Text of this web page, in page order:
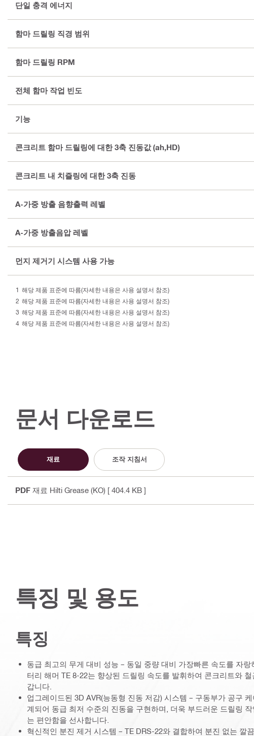
단일 충격 에너지
함마 드릴링 직경 범위
함마 드릴링 RPM
전체 함마 작업 빈도
기능
콘크리트 함마 드릴링에 대한 3축 진동값 (ah,HD)
콘크리트 내 치즐링에 대한 3축 진동
A-가중 방출 음향출력 레벨
A-가중 방출음압 레벨
먼지 제거기 시스템 사용 가능
해당 제품 표준에 따름(자세한 내용은 사용 설명서 참조)
해당 제품 표준에 따름(자세한 내용은 사용 설명서 참조)
해당 제품 표준에 따름(자세한 내용은 사용 설명서 참조)
해당 제품 표준에 따름(자세한 내용은 사용 설명서 참조)
문서 다운로드
재료 조작 지침서
PDF 재료 Hilti Grease (KO) [ 404.4 KB ]
특징 및 용도
특징
동급 최고의 무게 대비 성능 – 동일 중량 대비 가장빠른 속도를 자랑
터리 해머 TE 8-22는 향상된 드릴링 속도를 발휘하여 콘크리트와
갑니다.
업그레이드된 3D AVR(능동형 진동 저감) 시스템 – 구동부가 공구
계되어 동급 최저 수준의 진동을 구현하며, 더욱 부드러운 드릴링
는 편안함을 선사합니다.
혁신적인 분진 제거 시스템 – TE DRS-22와 결합하여 분진 없는 깔